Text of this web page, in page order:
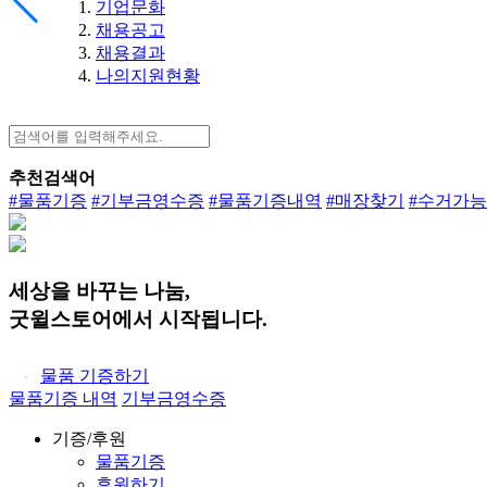
기업문화
채용공고
채용결과
나의지원현황
추천검색어
#물품기증 #기부금영수증 #물품기증내역 #매장찾기 #수거가
세상을 바꾸는 나눔,
굿윌스토어에서 시작됩니다.
물품 기증하기
물품기증 내역 기부금영수증
기증/후원
물품기증